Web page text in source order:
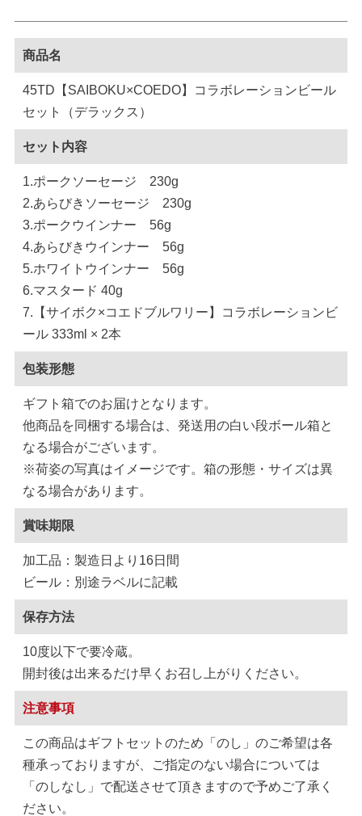
商品名
45TD【SAIBOKU×COEDO】コラボレーションビール
セット（デラックス）
セット内容
1.ポークソーセージ 230g
2.あらびきソーセージ 230g
3.ポークウインナー 56g
4.あらびきウインナー 56g
5.ホワイトウインナー 56g
6.マスタード 40g
7.【サイボク×コエドブルワリー】コラボレーションビ
ール 333ml × 2本
包装形態
ギフト箱でのお届けとなります。
他商品を同梱する場合は、発送用の白い段ボール箱と
なる場合がございます。
※荷姿の写真はイメージです。箱の形態・サイズは異
なる場合があります。
賞味期限
加工品：製造日より16日間
ビール：別途ラベルに記載
保存方法
10度以下で要冷蔵。
開封後は出来るだけ早くお召し上がりください。
注意事項
この商品はギフトセットのため「のし」のご希望は各
種承っておりますが、ご指定のない場合については
「のしなし」で配送させて頂きますので予めご了承く
ださい。